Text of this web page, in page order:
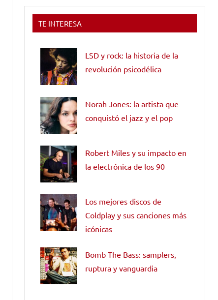
TE INTERESA
LSD y rock: la historia de la
revolución psicodélica
Norah Jones: la artista que
conquistó el jazz y el pop
Robert Miles y su impacto en
la electrónica de los 90
Los mejores discos de
Coldplay y sus canciones más
icónicas
Bomb The Bass: samplers,
ruptura y vanguardia